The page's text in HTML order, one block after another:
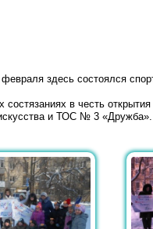
здесь состоялся
в честь
и ТОС № 3 «Дружба».